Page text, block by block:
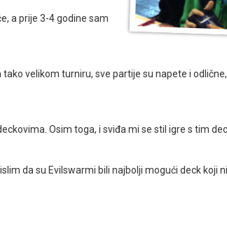
a prije 3-4 godine sam
velikom turniru, sve partije su napete i
Osim toga, i sviđa mi se stil igre s tim
da su Evilswarmi bili najbolji mogući deck koji